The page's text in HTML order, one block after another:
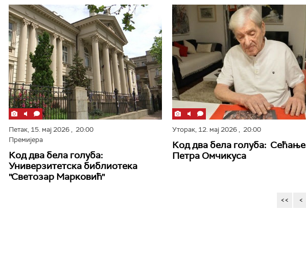
Петак, 15. мај 2026, 20:00
Премијера
Код два бела голуба:
Универзитетска библиотека
''Светозар Марковић''
Уторак, 12. мај 2026, 20:00
Код два бела голуба: Сећање
Петра Омчикуса
<< <